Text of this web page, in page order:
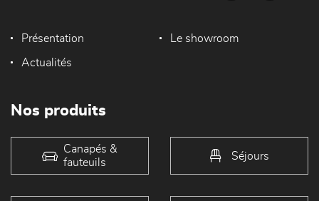
Présentation Le showroom
Actualités
Nos produits
Canapés &
fauteuils
Séjours